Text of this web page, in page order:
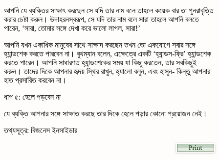
আপনি যে ব্যক্তির সাক্ষাৎ করছেন সে যদি তার নাম বলে তাহলে কয়েক বার তা পুনরাবৃত্তি
করার চেষ্টা করুন। উদাহরনস্বরূপ, সে যদি তার নাম বলে সারা তাহলে আপনি বলতে
পারেন, ‘সারা, তোমার সঙ্গে দেখা করে ভালো লাগল, সারা!’
আপনি যখন একাধিক মানুষের সাথে সাক্ষাদ করছেন তখন তো একযোগে সবার সঙ্গে
হ্যান্ডশেক করতে পারবেন না। বুথম্যান বলেন, এক্ষেত্রে একটি ‘হ্যান্ডস-ফ্রি’ হ্যান্ডশেক
করতে পারেন। আপনি সাধারণত হ্যান্ডশেকের সময় যা কিছু করতেন, তার সবকিছুই
করুন। তাদের দিকে আপনার হৃদয় স্থির রাখুন, হ্যালো বলুন, এবং হাসুন- কিন্তু আপনার
হাত প্রসারিত করবেন না।
ধাপ ৫: হেলে পড়বেন না
যে ব্যক্তি আপনার সঙ্গে সাক্ষাত করছে তার দিকে হেলে পড়ার কোনো প্রয়োজন নেই।
তথ্যসূত্র: বিজনেস ইনসাইডার